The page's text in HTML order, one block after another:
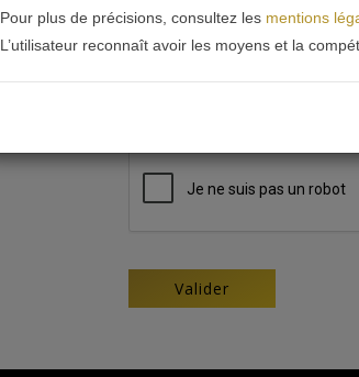
Pour plus de précisions, consultez les mentions
L’utilisateur reconnaît avoir les moyens et la